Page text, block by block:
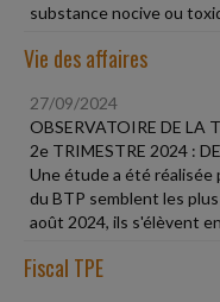
substance nocive ou
Vie des affaires
27/09/2024
OBSERVATOIRE DE LA
2e TRIMESTRE 2024 :
Une étude a été
du BTP semblent les
août 2024, ils s'élèvent
Fiscal TPE